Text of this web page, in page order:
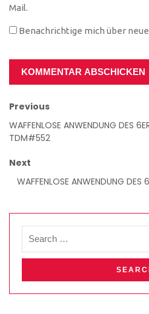
Mail.
Benachrichtige mich über
Previous
WAFFENLOSE ANWENDUNG DES
TDM#552
Next
WAFFENLOSE ANWENDUNG DES